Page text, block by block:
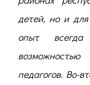
детей, но и для
опыт
педагогов. Во-